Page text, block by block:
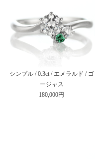
シンプル / 0.3ct / エメラルド / ゴ
ージャス
180,000円